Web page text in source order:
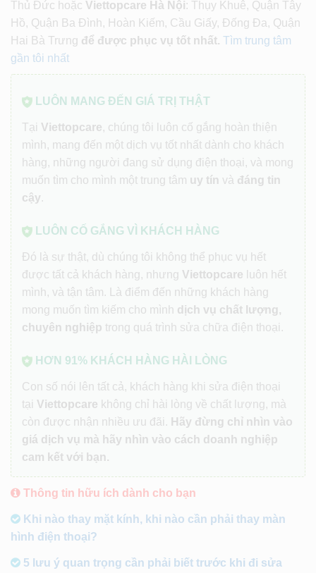
Thủ Đức hoặc Viettopcare Hà Nội: Thụy Khuê, Quận Tây
Hồ, Quận Ba Đình, Hoàn Kiếm, Cầu Giấy, Đống Đa, Quận
Hai Bà Trưng để được phục vụ tốt nhất. Tìm trung tâm
gần tôi nhất
LUÔN MANG ĐẾN GIÁ TRỊ THẬT
Tại Viettopcare, chúng tôi luôn cố gắng hoàn thiện
mình, mang đến một dịch vụ tốt nhất dành cho khách
hàng, những người đang sử dụng điện thoại, và mong
muốn tìm cho mình một trung tâm uy tín và đáng tin
cậy.
LUÔN CỐ GẮNG VÌ KHÁCH HÀNG
Đó là sự thật, dù chúng tôi không thể phục vụ hết
được tất cả khách hàng, nhưng Viettopcare luôn hết
mình, và tận tâm. Là điểm đến những khách hàng
mong muốn tìm kiếm cho mình dịch vụ chất lượng,
chuyên nghiệp trong quá trình sửa chữa điện thoại.
HƠN 91% KHÁCH HÀNG HÀI LÒNG
Con số nói lên tất cả, khách hàng khi sửa điện thoại
tại Viettopcare không chỉ hài lòng về chất lượng, mà
còn được nhận nhiều ưu đãi. Hãy đừng chỉ nhìn vào
giá dịch vụ mà hãy nhìn vào cách doanh nghiệp
cam kết với bạn.
Thông tin hữu ích dành cho bạn
Khi nào thay mặt kính, khi nào cần phải thay màn
hình điện thoại?
5 lưu ý quan trọng cần phải biết trước khi đi sửa